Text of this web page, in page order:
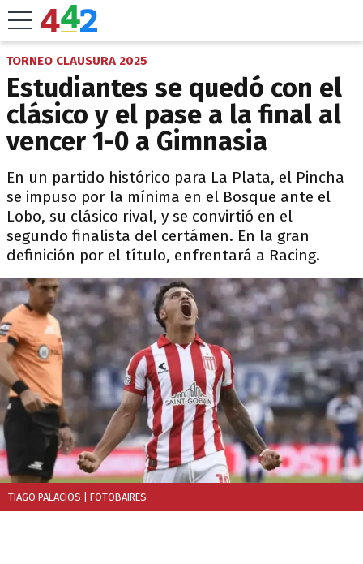
TORNEO CLAUSURA 2025
Estudiantes se quedó con el
clásico y el pase a la final al
vencer 1-0 a Gimnasia
En un partido histórico para La Plata, el Pincha
se impuso por la mínima en el Bosque ante el
Lobo, su clásico rival, y se convirtió en el
segundo finalista del certámen. En la gran
definición por el título, enfrentará a Racing.
TIAGO PALACIOS | FOTOBAIRES